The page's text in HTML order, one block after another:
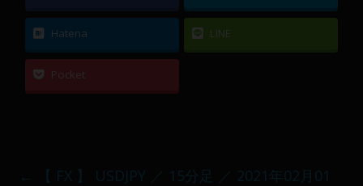
Hatena LINE
Pocket
←
【 FX 】 USDJPY ／ 15分足 ／ 2021年02月01